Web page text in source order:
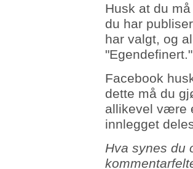
Husk at du
du har
har valgt, og
"Egendefinert."
Facebook
dette må du
allikevel være
innlegget
Hva synes du